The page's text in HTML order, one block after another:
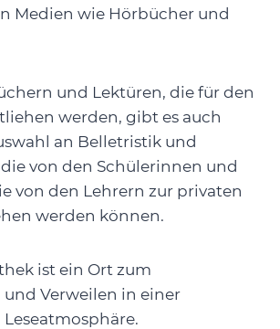
Medien wie Hörbücher und
und Lektüren, die für den
werden, gibt es auch
an Belletristik und
von den Schülerinnen und
von den Lehrern zur privaten
werden können.
ist ein Ort zum
Verweilen in einer